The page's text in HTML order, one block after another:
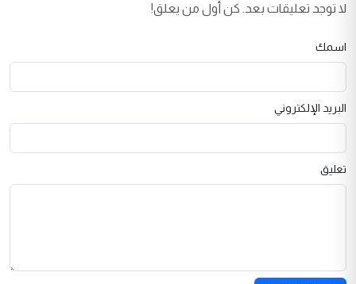
لا توجد تعليقات بعد. كن أول من يعلق!
اسمك
البريد الإلكتروني
تعليق